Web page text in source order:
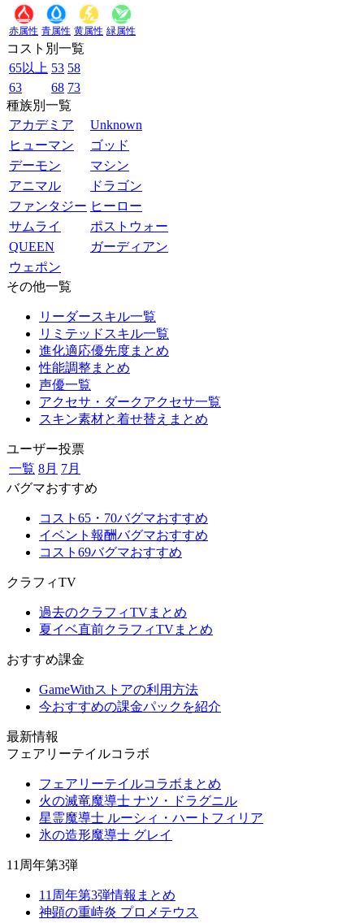
赤属性 青属性 黄属性 緑属性
コスト別一覧
65以上 53 58
63
68 73
種族別一覧
アカデミア
Unknown
ヒューマン
ゴッド
デーモン
マシン
アニマル
ドラゴン
ファンタジー ヒーロー
サムライ
ポストウォー
QUEEN
ガーディアン
ウェポン
その他一覧
リーダースキル一覧
リミテッドスキル一覧
進化適応優先度まとめ
性能調整まとめ
声優一覧
アクセサ・ダークアクセサ一覧
スキン素材と着せ替えまとめ
ユーザー投票
一覧 8月 7月
バグマおすすめ
コスト65・70バグマおすすめ
イベント報酬バグマおすすめ
コスト69バグマおすすめ
クラフィTV
過去のクラフィTVまとめ
夏イベ直前クラフィTVまとめ
おすすめ課金
GameWithストアの利用方法
今おすすめの課金パックを紹介
最新情報
フェアリーテイルコラボ
フェアリーテイルコラボまとめ
火の滅竜魔導士 ナツ・ドラグニル
星霊魔導士 ルーシィ・ハートフィリア
氷の造形魔導士 グレイ
11周年第3弾
11周年第3弾情報まとめ
神顕の重峙炎 プロメテウス